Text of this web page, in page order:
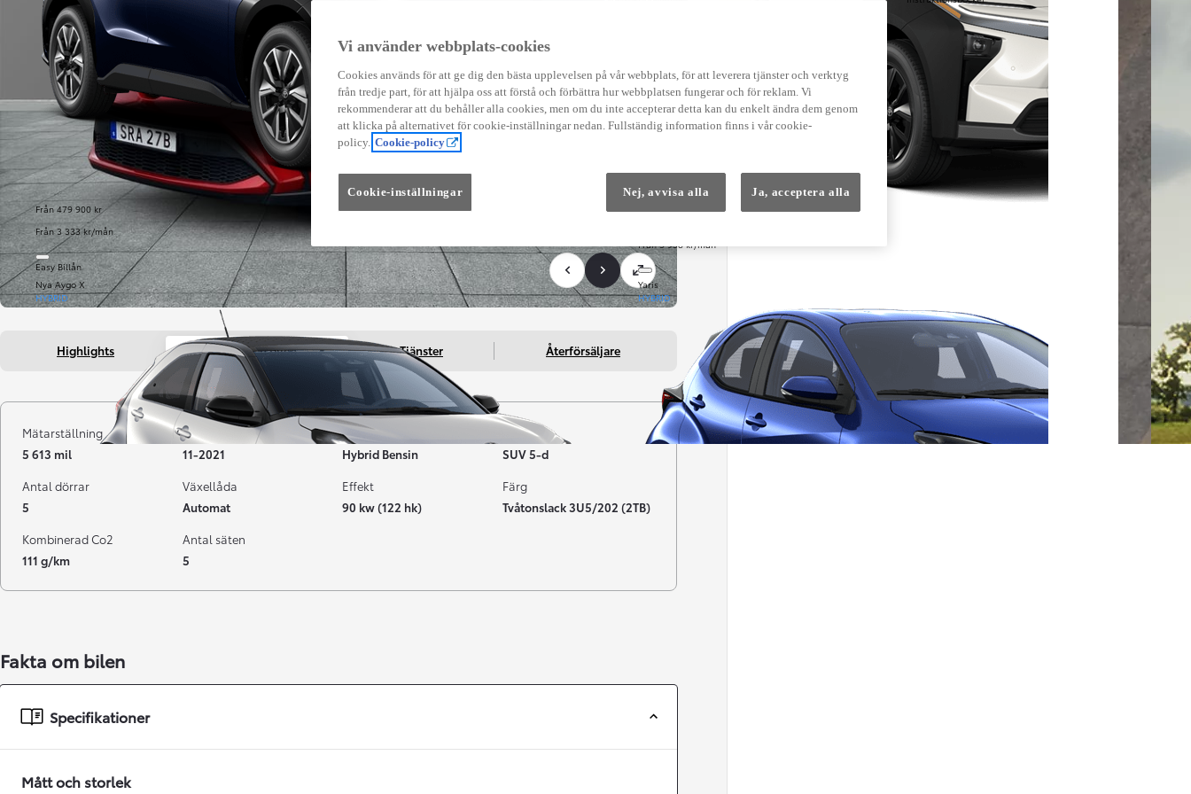
Från 479 900 kr
Från 3 333 kr/mån
Easy Billån
Från 3 958 kr/mån
Nya Aygo X
HYBRID
Från 238 900 kr
Easy Billån
Yaris
HYBRID
Easy Billån
GR Yaris
Highlights Fakta om bilen Tjänster Återförsäljare
Mätarställning
5 613 mil
Registrerad
11-2021
Bränsle
Hybrid Bensin
Typ av bil
SUV 5-d
Antal dörrar
5
Växellåda
Automat
Effekt
90 kw (122 hk)
Färg
Tvåtonslack 3U5/202 (2TB)
Kombinerad Co2
111 g/km
Antal säten
5
Fakta om bilen
Specifikationer
Mått och storlek
Vi använder webbplats-cookies
Cookies används för att ge dig den bästa upplevelsen på vår webbplats, för att leverera tjänster och verktyg
från tredje part, för att hjälpa oss att förstå och förbättra hur webbplatsen fungerar och för reklam. Vi
rekommenderar att du behåller alla cookies, men om du inte accepterar detta kan du enkelt ändra dem genom
att klicka på alternativet för cookie-inställningar nedan. Fullständig information finns i vår cookie-
policy. Cookie-policy
Cookie-inställningar Nej, avvisa alla Ja, acceptera alla